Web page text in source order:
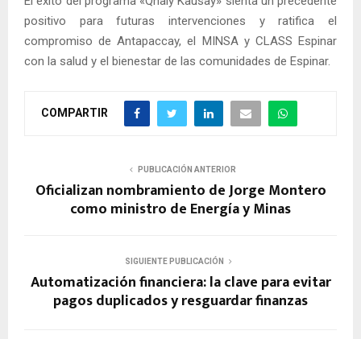
positivo para futuras intervenciones y ratifica el
compromiso de Antapaccay, el MINSA y CLASS Espinar
con la salud y el bienestar de las comunidades de Espinar.
COMPARTIR
PUBLICACIÓN ANTERIOR
Oficializan nombramiento de Jorge Montero
como ministro de Energía y Minas
SIGUIENTE PUBLICACIÓN
Automatización financiera: la clave para evitar
pagos duplicados y resguardar finanzas